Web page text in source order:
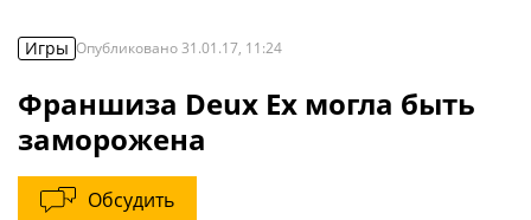
Игры Опубликовано31.01.17, 11:24
Франшиза Deux Ex могла быть
заморожена
Обсудить